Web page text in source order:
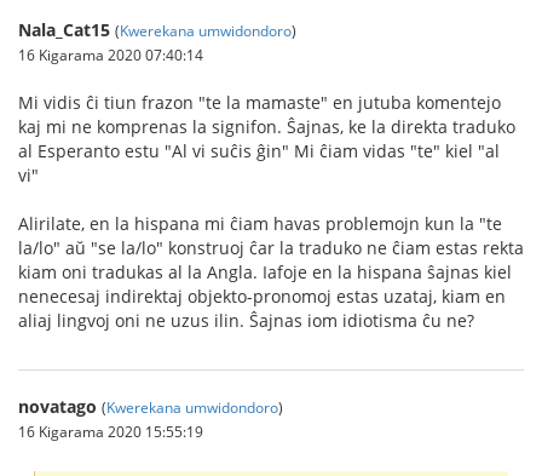
Nala_Cat15 (Kwerekana umwidondoro)
16 Kigarama 2020 07:40:14
Mi vidis ĉi tiun frazon "te la mamaste" en jutuba komentejo
kaj mi ne komprenas la signifon. Ŝajnas, ke la direkta traduko
al Esperanto estu "Al vi suĉis ĝin" Mi ĉiam vidas "te" kiel "al
vi"
Alirilate, en la hispana mi ĉiam havas problemojn kun la "te
la/lo" aŭ "se la/lo" konstruoj ĉar la traduko ne ĉiam estas rekta
kiam oni tradukas al la Angla. Iafoje en la hispana ŝajnas kiel
nenecesaj indirektaj objekto-pronomoj estas uzataj, kiam en
aliaj lingvoj oni ne uzus ilin. Ŝajnas iom idiotisma ĉu ne?
novatago (Kwerekana umwidondoro)
16 Kigarama 2020 15:55:19